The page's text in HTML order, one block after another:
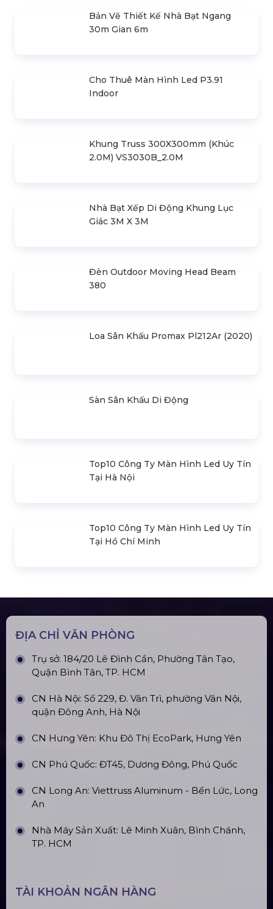
Bản Vẽ Thiết Kế Nhà Bạt Ngang
30m Gian 6m
Cho Thuê Màn Hình Led P3.91
Indoor
Khung Truss 300X300mm (Khúc
2.0M) VS3030B_2.0M
Nhà Bạt Xếp Di Động Khung Lục
Giác 3M X 3M
Đèn Outdoor Moving Head Beam
380
Loa Sân Khấu Promax Pl212Ar (2020)
Sàn Sân Khấu Di Động
Top10 Công Ty Màn Hình Led Uy Tín
Tại Hà Nội
Top10 Công Ty Màn Hình Led Uy Tín
Tại Hồ Chí Minh
ĐỊA CHỈ VĂN PHÒNG
Trụ sở: 184/20 Lê Đình Cẩn, Phường Tân Tạo,
Quận Bình Tân, TP. HCM
CN Hà Nội: Số 229, Đ. Vân Trì, phường Vân Nội,
quận Đông Anh, Hà Nội
CN Hưng Yên: Khu Đô Thị EcoPark, Hưng Yên
CN Phú Quốc: ĐT45, Dương Đông, Phú Quốc
CN Long An: Viettruss Aluminum - Bến Lức, Long
An
Nhà Máy Sản Xuất: Lê Minh Xuân, Bình Chánh,
TP. HCM
TÀI KHOẢN NGÂN HÀNG